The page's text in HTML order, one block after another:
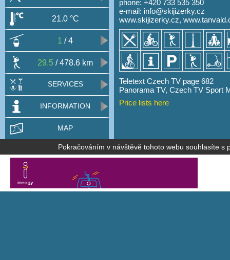
phone: +420 733 535 350
e-mail: info@skijizerky.cz
www.skijizerky.cz,
Teletext Czech TV page 682
Panorama TV, Czech TV Sport
Price lists here
21.0 °C
1 / 4
29.5 / 478.6 km
SERVICES
INFORMATION
MAP
Pokračováním v návštěvě tohoto webu souhlasíte